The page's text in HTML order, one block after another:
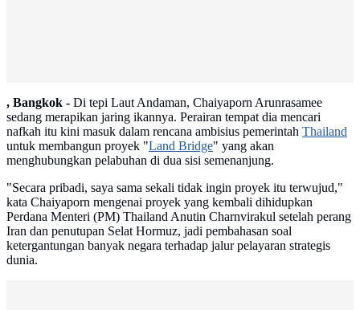
, Bangkok - Di tepi Laut Andaman, Chaiyaporn Arunrasamee
sedang merapikan jaring ikannya. Perairan tempat dia mencari
nafkah itu kini masuk dalam rencana ambisius pemerintah Thailand
untuk membangun proyek "Land Bridge" yang akan
menghubungkan pelabuhan di dua sisi semenanjung.
"Secara pribadi, saya sama sekali tidak ingin proyek itu terwujud,"
kata Chaiyaporn mengenai proyek yang kembali dihidupkan
Perdana Menteri (PM) Thailand Anutin Charnvirakul setelah perang
Iran dan penutupan Selat Hormuz, jadi pembahasan soal
ketergantungan banyak negara terhadap jalur pelayaran strategis
dunia.